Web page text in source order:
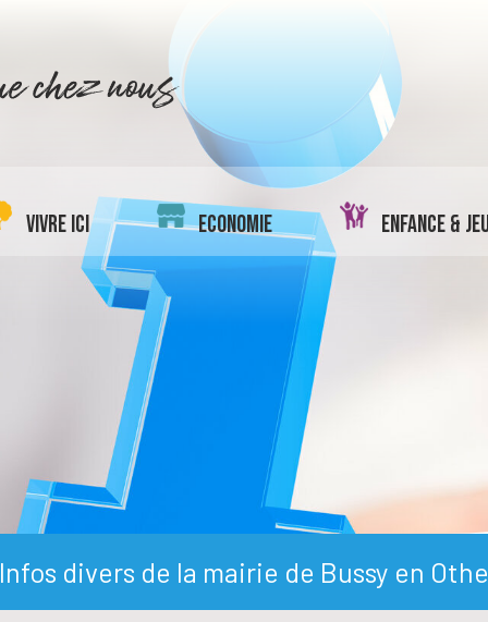
VIVRE ICI ECONOMIE ENFANCE &
Infos divers de la mairie de Bussy en Othe